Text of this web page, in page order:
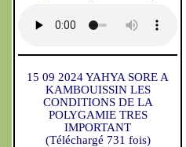
15 09 2024 YAHYA SORE A
KAMBOUISSIN LES
CONDITIONS DE LA
POLYGAMIE TRES
IMPORTANT
(Téléchargé 731 fois)